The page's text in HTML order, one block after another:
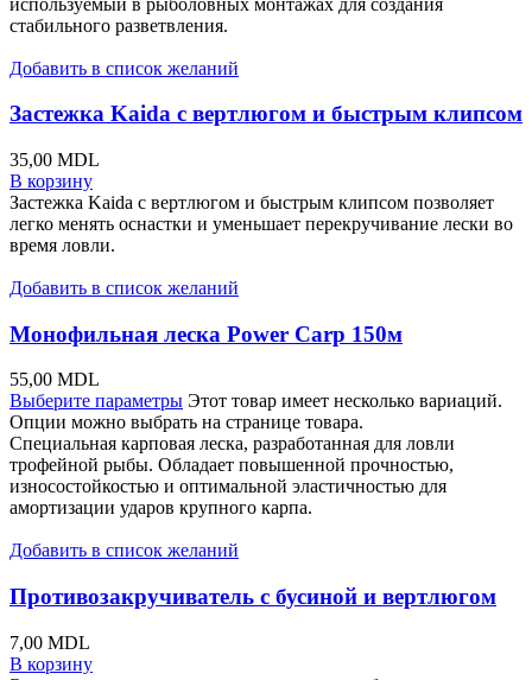
стабильного разветвления.
Добавить в список желаний
Застежка Kaida с вертлюгом и быстрым клипсом
35,00 MDL
В корзину
Застежка Kaida с вертлюгом и быстрым клипсом позволяет
легко менять оснастки и уменьшает перекручивание лески во
время ловли.
Добавить в список желаний
Монофильная леска Power Carp 150м
55,00 MDL
Выберите параметры Этот товар имеет несколько вариаций.
Опции можно выбрать на странице товара.
Специальная карповая леска, разработанная для ловли
трофейной рыбы. Обладает повышенной прочностью,
износостойкостью и оптимальной эластичностью для
амортизации ударов крупного карпа.
Добавить в список желаний
Противозакручиватель с бусиной и вертлюгом
7,00 MDL
В корзину